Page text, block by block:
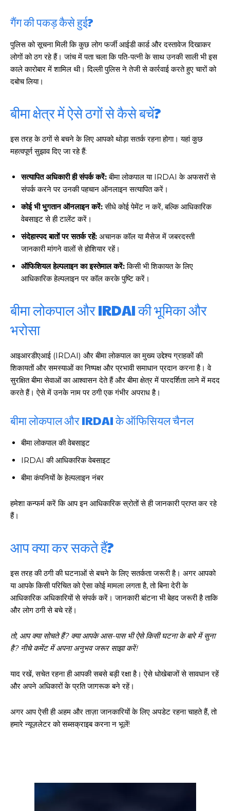
गैंग की पकड़ कैसे हुई?
पुलिस को सूचना मिली कि कुछ लोग फर्जी आईडी कार्ड और दस्तावेज दिखाकर
लोगों को ठग रहे हैं। जांच में पता चला कि पति-पत्नी के साथ उनकी साली भी इस
काले कारोबार में शामिल थी। दिल्ली पुलिस ने तेजी से कार्रवाई करते हुए चारों को
दबोच लिया।
बीमा क्षेत्र में ऐसे ठगों से कैसे बचें?
इस तरह के ठगों से बचने के लिए आपको थोड़ा सतर्क रहना होगा। यहां कुछ
महत्वपूर्ण सुझाव दिए जा रहे हैं:
सत्यापित अधिकारी ही संपर्क करें:बीमा लोकपाल या IRDAI के अफसरों से
संपर्क करने पर उनकी पहचान ऑनलाइन सत्यापित करें।
कोई भी भुगतान ऑनलाइन करें:सीधे कोई पेमेंट न करें, बल्कि आधिकारिक
वेबसाइट से ही टालेंट करें।
संदेहास्पद बातों पर सतर्क रहें: अचानक कॉल या मैसेज में जबरदस्ती
जानकारी मांगने वालों से होशियार रहें।
ऑफिशियल हेल्पलाइन का इस्तेमाल करें:किसी भी शिकायत के लिए
आधिकारिक हेल्पलाइन पर कॉल करके पुष्टि करें।
बीमा लोकपाल और IRDAI की भूमिका और
भरोसा
आइआरडीएआई (IRDAI) और बीमा लोकपाल का मुख्य उद्देश्य ग्राहकों की
शिकायतों और समस्याओं का निष्पक्ष और प्रभावी समाधान प्रदान करना है। वे
सुरक्षित बीमा सेवाओं का आश्वासन देते हैं और बीमा क्षेत्र में पारदर्शिता लाने में मदद
करते हैं। ऐसे में उनके नाम पर ठगी एक गंभीर अपराध है।
बीमा लोकपाल और IRDAI के ऑफिसियल चैनल
बीमा लोकपाल की वेबसाइट
IRDAI की आधिकारिक वेबसाइट
बीमा कंपनियों के हेल्पलाइन नंबर
हमेशा कन्फर्म करें कि आप इन आधिकारिक स्रोतों से ही जानकारी प्राप्त कर रहे
हैं।
आप क्या कर सकते हैं?
इस तरह की ठगी की घटनाओं से बचने के लिए सतर्कता जरूरी है। अगर आपको
या आपके किसी परिचित को ऐसा कोई मामला लगता है, तो बिना देरी के
आधिकारिक अधिकारियों से संपर्क करें। जानकारी बांटना भी बेहद जरूरी है ताकि
और लोग ठगी से बचे रहें।
तो, आप क्या सोचते हैं? क्या आपके आस-पास भी ऐसे किसी घटना के बारे में सुना
है? नीचे कमेंट में अपना अनुभव जरूर साझा करें!
याद रखें, सचेत रहना ही आपकी सबसे बड़ी रक्षा है। ऐसे धोखेबाजों से सावधान रहें
और अपने अधिकारों के प्रति जागरूक बने रहें।
अगर आप ऐसी ही अहम और ताज़ा जानकारियों के लिए अपडेट रहना चाहते हैं, तो
हमारे न्यूज़लेटर को सब्सक्राइब करना न भूलें!